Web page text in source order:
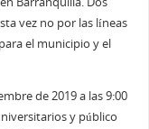
vez no por las líneas
el municipio y el
de 2019 a las 9:00
y público